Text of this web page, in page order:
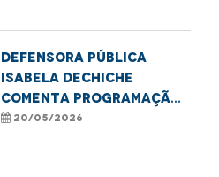
Defensora Pública
Isabela Dechiche
comenta programação
do MaraDefs em
20/05/2026